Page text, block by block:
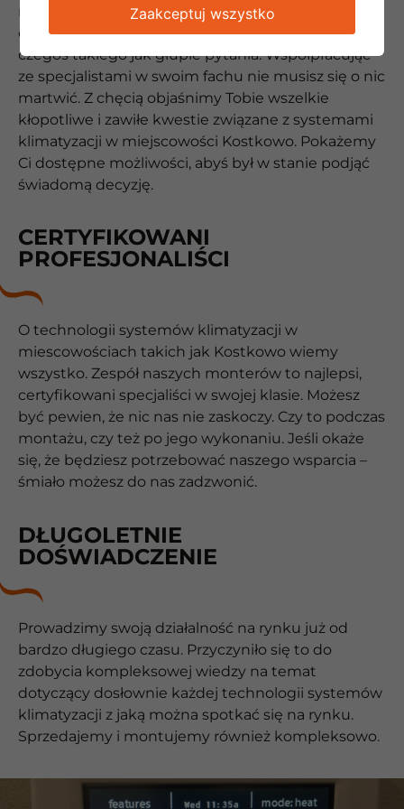
najwyższym poziomem kultury osobistej i
otwartością na klienta. Naszym zdaniem nie ma
czegoś takiego jak głupie pytania. Współpracując
ze specjalistami w swoim fachu nie musisz się o nic
martwić. Z chęcią objaśnimy Tobie wszelkie
kłopotliwe i zawiłe kwestie związane z systemami
klimatyzacji w miejscowości Kostkowo. Pokażemy
Ci dostępne możliwości, abyś był w stanie podjąć
świadomą decyzję.
CERTYFIKOWANI
PROFESJONALIŚCI
O technologii systemów klimatyzacji w
miescowościach takich jak Kostkowo wiemy
wszystko. Zespół naszych monterów to najlepsi,
certyfikowani specjaliści w swojej klasie. Możesz
być pewien, że nic nas nie zaskoczy. Czy to podczas
montażu, czy też po jego wykonaniu. Jeśli okaże
się, że będziesz potrzebować naszego wsparcia –
śmiało możesz do nas zadzwonić.
DŁUGOLETNIE
DOŚWIADCZENIE
Prowadzimy swoją działalność na rynku już od
bardzo długiego czasu. Przyczyniło się to do
zdobycia kompleksowej wiedzy na temat
dotyczący dosłownie każdej technologii systemów
klimatyzacji z jaką można spotkać się na rynku.
Sprzedajemy i montujemy również kompleksowo.
Zaakceptuj wszystko